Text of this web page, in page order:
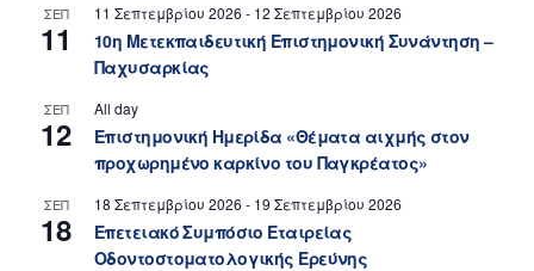
ΣΕΠ
11
11 Σεπτεμβρίου 2026 - 12 Σεπτεμβρίου 2026
10η Μετεκπαιδευτική Επιστημονική Συνάντηση –
Παχυσαρκίας
ΣΕΠ
12
All day
Επιστημονική Ημερίδα «Θέματα αιχμής στον
προχωρημένο καρκίνο του Παγκρέατος»
ΣΕΠ
18
18 Σεπτεμβρίου 2026 - 19 Σεπτεμβρίου 2026
Επετειακό Συμπόσιο Εταιρείας
Οδοντοστοματολογικής Ερεύνης